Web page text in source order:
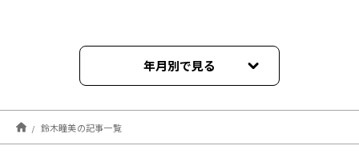
年月別で見る
2026年06月
2023年12月
鈴木瞳美の記事一覧